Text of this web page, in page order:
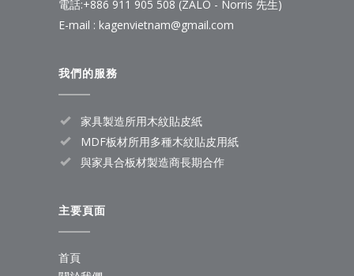
電話:+886 911 905 508 (ZALO - Norris 先生)
E-mail : kagenvietnam@gmail.com
我們的服務
家具製造所用木紋貼皮紙
MDF板材所用多種木紋貼皮用紙
與家具合板材製造商長期合作
主要頁面
首頁